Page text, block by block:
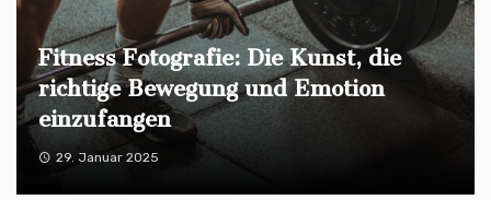
Fitness Fotografie: Die Kunst, die
richtige Bewegung und Emotion
einzufangen
29. Januar 2025